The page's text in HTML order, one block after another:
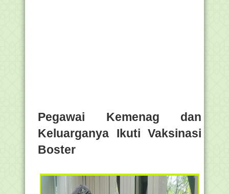
Pegawai Kemenag dan
Keluarganya Ikuti Vaksinasi
Boster